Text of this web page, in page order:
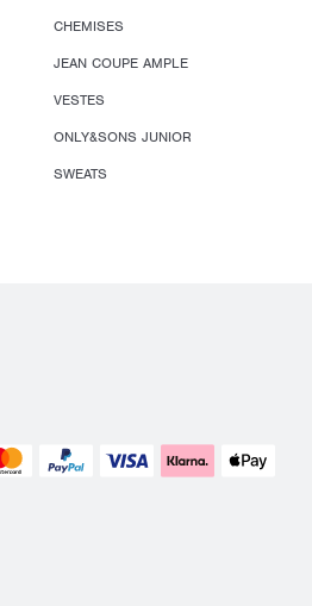
CHEMISES
JEAN COUPE AMPLE
VESTES
ONLY&SONS JUNIOR
SWEATS